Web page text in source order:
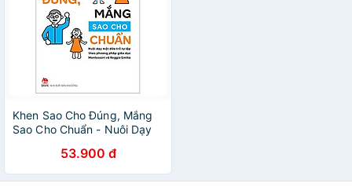
Khen Sao Cho Đúng, Mắng
Sao Cho Chuẩn - Nuôi Dạy
Phương Pháp Giáo Dục
Montessori Và Reggio Emilia
53.900 đ